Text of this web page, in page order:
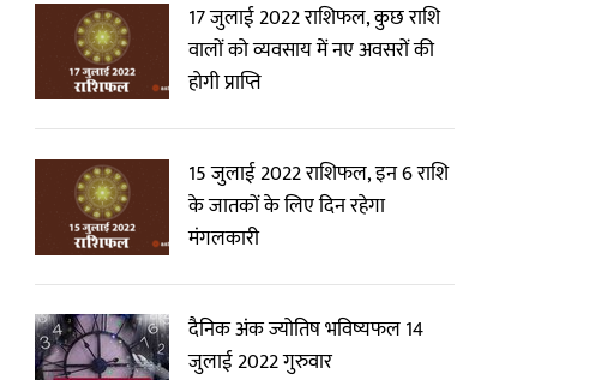
17 जुलाई 2022 राशिफल, कुछ राशि
वालों को व्यवसाय में नए अवसरों की
होगी प्राप्ति
15 जुलाई 2022 राशिफल, इन 6 राशि
के जातकों के लिए दिन रहेगा
मंगलकारी
दैनिक अंक ज्योतिष भविष्यफल 14
जुलाई 2022 गुरुवार